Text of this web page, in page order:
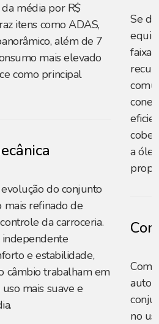
média por R$
itens como ADAS,
além de 7
mais elevado
como principal
do conjunto
mais refinado de
da carroceria.
independente
e estabilidade,
câmbio trabalham em
mais suave e
Se
faixa
a
no